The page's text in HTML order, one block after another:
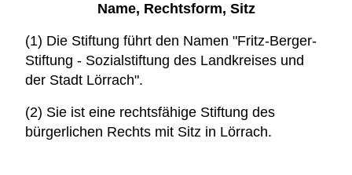
Name, Rechtsform, Sitz
(1) Die Stiftung führt den Namen "Fritz-Berger-
Stiftung - Sozialstiftung des Landkreises und
der Stadt Lörrach".
(2) Sie ist eine rechtsfähige Stiftung des
bürgerlichen Rechts mit Sitz in Lörrach.